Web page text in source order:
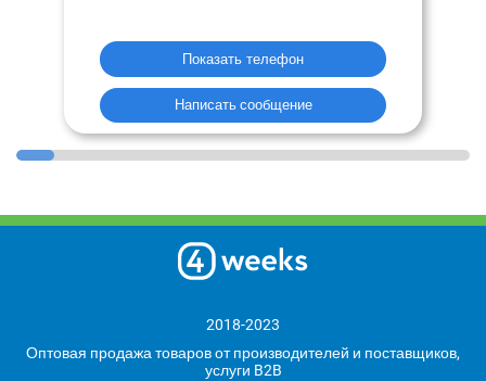
Показать телефон
Написать сообщение
2018-2023
Оптовая продажа товаров от производителей и поставщиков,
услуги B2B